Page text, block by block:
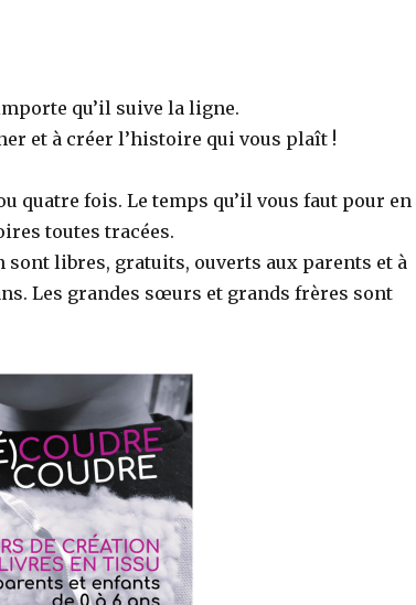
qu’il suive la ligne.
et à créer l’histoire qui vous plaît !
quatre fois. Le temps qu’il vous faut pour en
toutes tracées.
sont libres, gratuits, ouverts aux parents et à
Les grandes sœurs et grands frères sont